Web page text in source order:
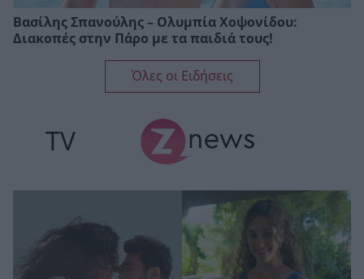
Βασίλης Σπανούλης – Ολυμπία Χοψονίδου:
Διακοπές στην Πάρο με τα παιδιά τους!
Όλες οι Ειδήσεις
TV